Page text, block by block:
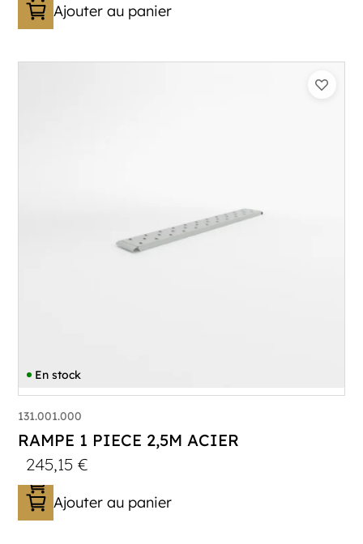
Ajouter au panier
En stock
131.001.000
RAMPE 1 PIECE 2,5M ACIER
245,15€
Ajouter au panier